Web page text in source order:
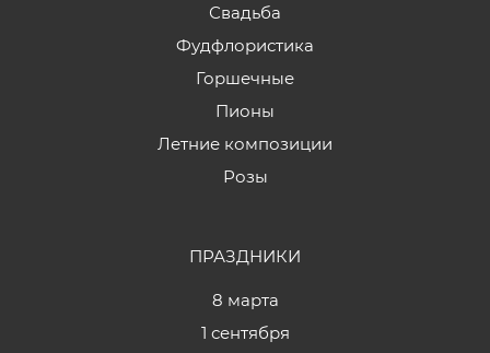
Свадьба
Фудфлористика
Горшечные
Пионы
Летние композиции
Розы
ПРАЗДНИКИ
8 марта
1 сентября